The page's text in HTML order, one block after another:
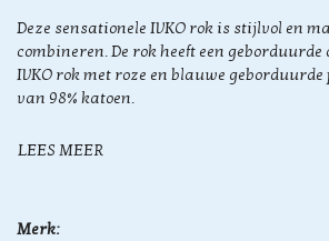
Deze sensationele IVKO rok is stijlvol en
combineren. De rok heeft een geborduurde
IVKO rok met roze en blauwe
van 98% katoen.
LEES MEER
Merk: